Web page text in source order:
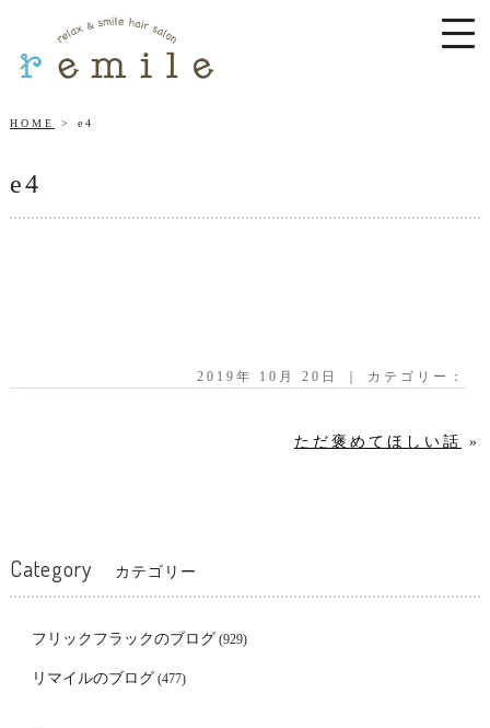
HOME e4
e4
2019年 10月 20日 ｜ カテゴリー：
ただ褒めてほしい話 »
Category カテゴリー
フリックフラックのブログ (929)
リマイルのブログ (477)